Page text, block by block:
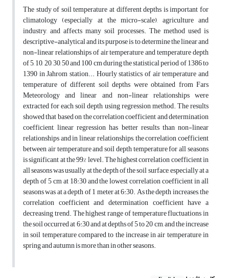
The study of soil temperature at different depths is important for
climatology (especially at the micro-scale), agriculture and
industry, and affects many soil processes. The method used is
descriptive-analytical and its purpose is to determine the linear and
non-linear relationships of air temperature and temperature depth
of 5, 10, 20, 30, 50 and 100 cm during the statistical period of 1386 to
1390 in Jahrom station... Hourly statistics of air temperature and
temperature of different soil depths were obtained from Fars
Meteorology and linear and non-linear relationships were
extracted for each soil depth using regression method. The results
showed that based on the correlation coefficient and determination
coefficient, linear regression has better results than non-linear
relationships and in linear relationships, the correlation coefficient
between air temperature and soil depth temperature for all seasons
is significant at the 99% level. The highest correlation coefficient in
all seasons was usually at the depth of the soil surface, especially at a
depth of 5 cm at 18:30 and the lowest correlation coefficient in all
seasons was at a depth of 1 meter at 6:30. As the depth increases, the
correlation coefficient and determination coefficient have a
decreasing trend. The highest range of temperature fluctuations in
the soil occurred at 6:30 and at depths of 5 to 20 cm, and the increase
in soil temperature compared to the increase in air temperature in
spring and autumn is more than in other seasons.